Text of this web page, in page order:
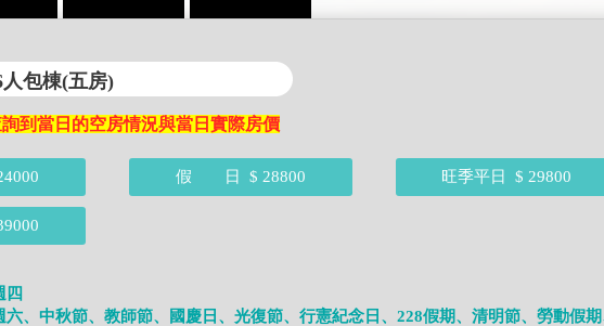
人包棟(五房)
到當日的空房情況與當日實際房價
假 日 $ 28800 旺季平日 $ 29800
中秋節、教師節、國慶日、光復節、行憲紀念日、228假期、清明節、勞動假期